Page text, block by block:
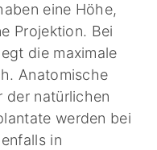
eine Höhe,
Projektion. Bei
die maximale
Anatomische
der natürlichen
werden bei
in